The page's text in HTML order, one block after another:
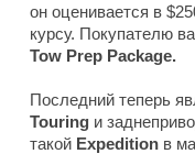
он оценивается в
курсу. Покупателю
Tow Prep Package.
Последний теперь
Touring и
такой Expedition в